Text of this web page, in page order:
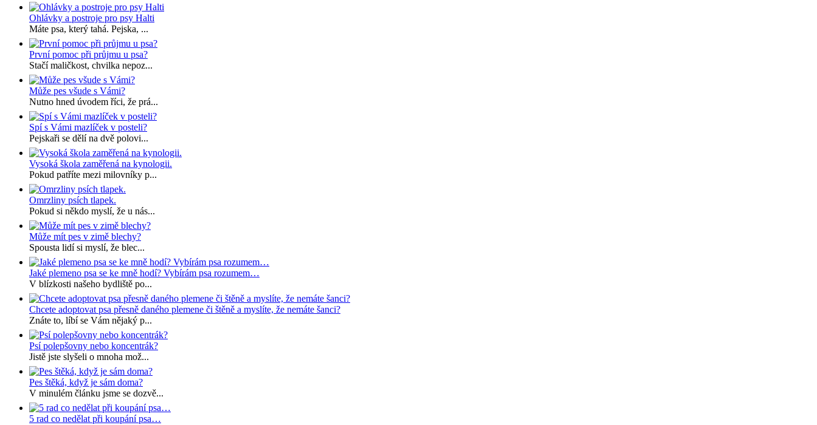
Ohlávky a postroje pro psy Halti
Máte psa, který tahá. Pejska, ...
První pomoc při průjmu u psa?
Stačí maličkost, chvilka nepoz...
Může pes všude s Vámi?
Nutno hned úvodem říci, že prá...
Spí s Vámi mazlíček v posteli?
Pejskaři se dělí na dvě polovi...
Vysoká škola zaměřená na kynologii.
Pokud patříte mezi milovníky p...
Omrzliny psích tlapek.
Pokud si někdo myslí, že u nás...
Může mít pes v zimě blechy?
Spousta lidí si myslí, že blec...
Jaké plemeno psa se ke mně hodí? Vybírám psa rozumem…
V blízkosti našeho bydliště po...
Chcete adoptovat psa přesně daného plemene či štěně a myslíte, že nemáte šanci?
Znáte to, líbí se Vám nějaký p...
Psí polepšovny nebo koncentrák?
Jistě jste slyšeli o mnoha mož...
Pes štěká, když je sám doma?
V minulém článku jsme se dozvě...
5 rad co nedělat při koupání psa…